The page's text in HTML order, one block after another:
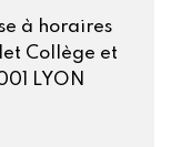
à horaires
Collège et
LYON